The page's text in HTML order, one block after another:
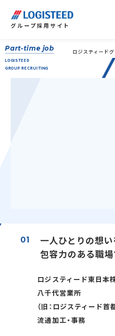
グループ採用サイト
アルバイト・
Part-time job
LOGISTEED
GROUP RECRUITING
ロジスティード
01
一人ひとりの想
包容力のある職場
ロジスティード東日本
八千代営業所
（旧：ロジスティード首
流通加工・事務